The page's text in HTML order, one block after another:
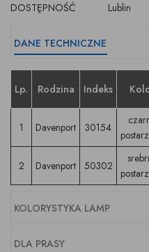
DOSTĘPNOŚĆ Lublin
DANE TECHNICZNE
Lp. Rodzina Indeks
1 Davenport 30154
2 Davenport 50302
KOLORYSTYKA LAMP
DLA PRASY